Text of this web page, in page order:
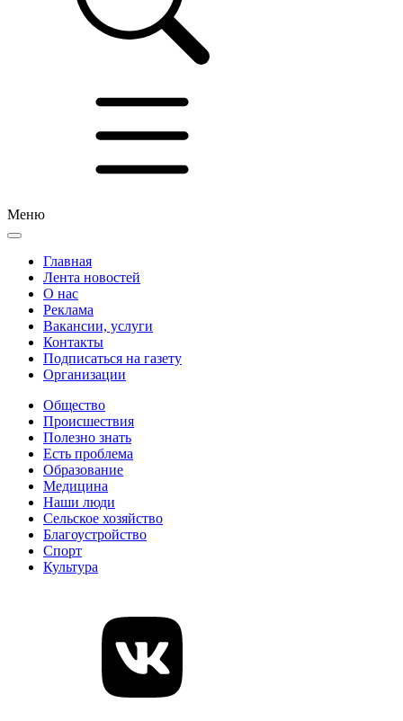
Меню
Главная
Лента новостей
О нас
Реклама
Вакансии, услуги
Контакты
Подписаться на газету
Организации
Общество
Происшествия
Полезно знать
Есть проблема
Образование
Медицина
Наши люди
Сельское хозяйство
Благоустройство
Спорт
Культура